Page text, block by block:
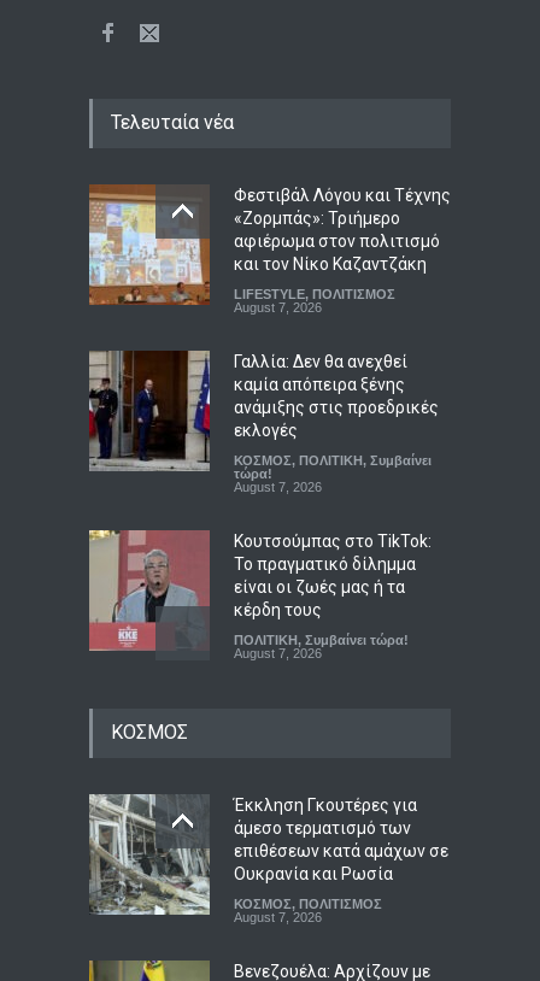
Τελευταία νέα
Φεστιβάλ Λόγου και Τέχνης
«Ζορμπάς»: Τριήμερο
αφιέρωμα στον πολιτισμό
και τον Νίκο Καζαντζάκη
LIFESTYLE, ΠΟΛΙΤΙΣΜΟΣ
August 7, 2026
Γαλλία: Δεν θα ανεχθεί
καμία απόπειρα ξένης
ανάμιξης στις προεδρικές
εκλογές
ΚΟΣΜΟΣ, ΠΟΛΙΤΙΚΗ, Συμβαίνει
τώρα!
August 7, 2026
Κουτσούμπας στο TikTok:
Το πραγματικό δίλημμα
είναι οι ζωές μας ή τα
κέρδη τους
ΠΟΛΙΤΙΚΗ, Συμβαίνει τώρα!
August 7, 2026
August 7, 2026
Πριν γίνει θρύλος: Ο Άντονι
Μπουρντέν, ο έρωτας, η
κουζίνα και το καλοκαίρι
LIFESTYLE , ΠΟΛΙΤΙΣΜΟΣ
August 7, 2026
ΚΟΣΜΟΣ
Έκκληση Γκουτέρες για
άμεσο τερματισμό των
επιθέσεων κατά αμάχων σε
Ουκρανία και Ρωσία
ΚΟΣΜΟΣ, ΠΟΛΙΤΙΣΜΟΣ
August 7, 2026
Βενεζουέλα: Αρχίζουν με